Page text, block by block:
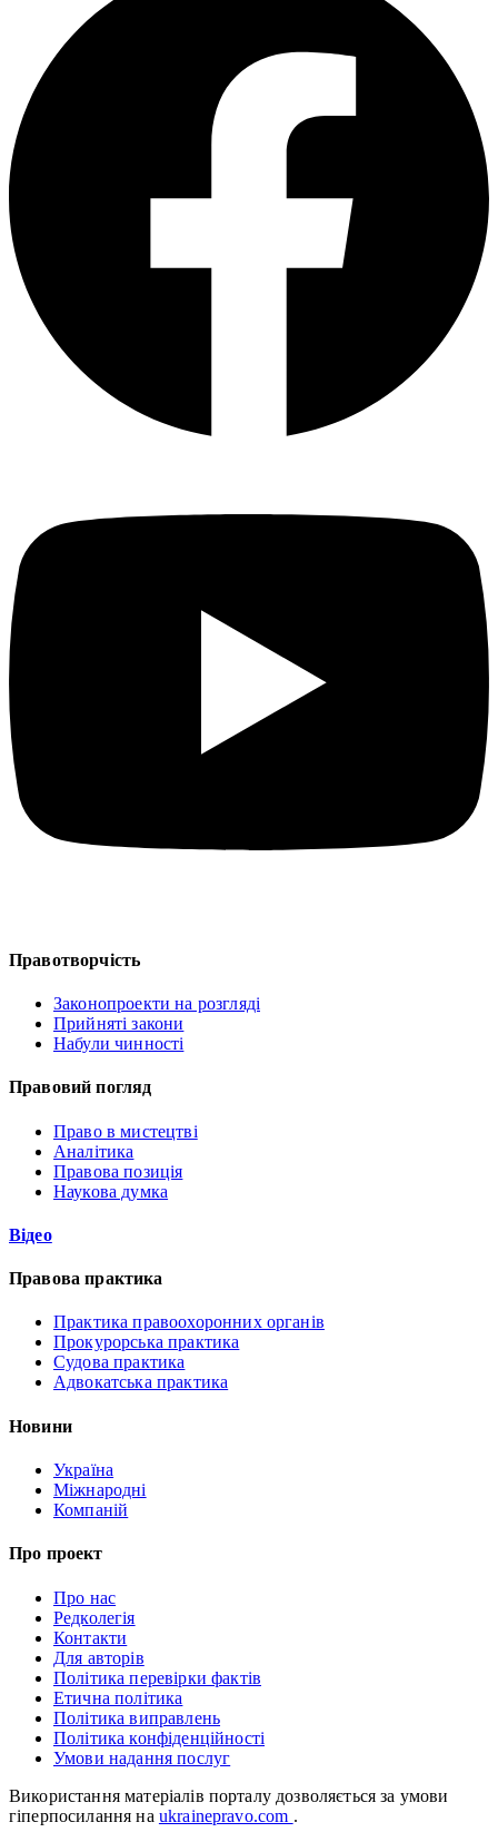
Правотворчість
Законопроекти на розгляді
Прийняті закони
Набули чинності
Правовий погляд
Право в мистецтві
Аналітика
Правова позиція
Наукова думка
Відео
Правова практика
Практика правоохоронних органів
Прокурорська практика
Судова практика
Адвокатська практика
Новини
Україна
Міжнародні
Компаній
Про проект
Про нас
Редколегія
Контакти
Для авторів
Політика перевірки фактів
Етична політика
Політика виправлень
Політика конфіденційності
Умови надання послуг
Використання матеріалів порталу дозволяється за умови
гіперпосилання на ukrainepravo.com .